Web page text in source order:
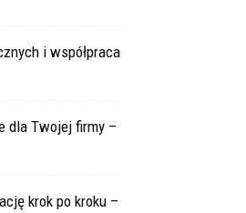
i współpraca
dla Twojej firmy –
krok po kroku –